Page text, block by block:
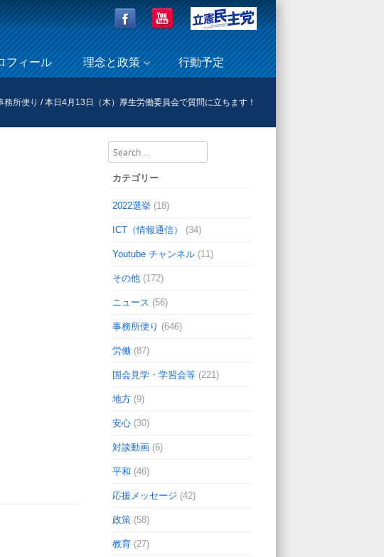
フィール 理念と政策 行動予定
務所便り /本日4月13日（木）厚生労働委員会で質問に立ちます！
Search
カテゴリー
2022選挙 (18)
ICT（情報通信） (34)
Youtube チャンネル (11)
その他 (172)
ニュース (56)
事務所便り (646)
労働 (87)
国会見学・学習会等 (221)
地方 (9)
安心 (30)
対談動画 (6)
平和 (46)
応援メッセージ (42)
政策 (58)
教育 (27)